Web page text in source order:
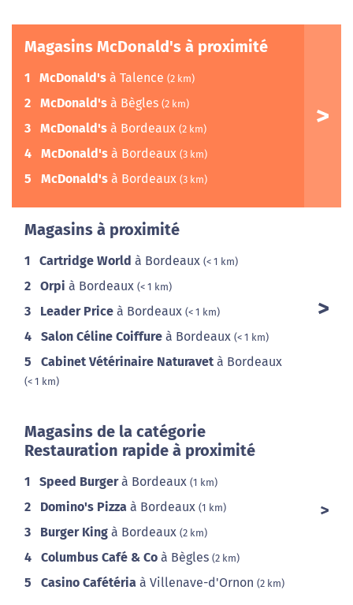
Magasins McDonald's à proximité
1 McDonald's à Talence (2 km)
2 McDonald's à Bègles (2 km)
3 McDonald's à Bordeaux (2 km)
4 McDonald's à Bordeaux (3 km)
5 McDonald's à Bordeaux (3 km)
Magasins à proximité
1 Cartridge World à Bordeaux (< 1 km)
2 Orpi à Bordeaux (< 1 km)
3 Leader Price à Bordeaux (< 1 km)
4 Salon Céline Coiffure à Bordeaux (< 1 km)
5 Cabinet Vétérinaire Naturavet à Bordeaux
(< 1 km)
Magasins de la catégorie
Restauration rapide à proximité
1 Speed Burgerà Bordeaux (1 km)
2 Domino's Pizza à Bordeaux (1 km)
3 Burger King à Bordeaux (2 km)
4 Columbus Café & Co à Bègles (2 km)
5 Casino Cafétéria à Villenave-d'Ornon (2 km)